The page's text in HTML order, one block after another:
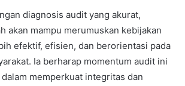
diagnosis audit yang akurat,
akan mampu merumuskan kebijakan
efektif, efisien, dan berorientasi pada
Ia berharap momentum audit ini
memperkuat integritas dan